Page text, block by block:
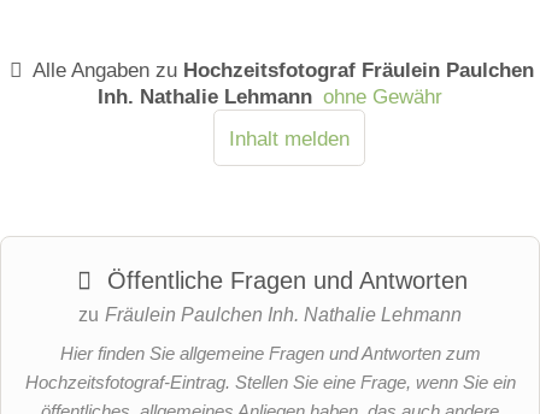
Alle Angaben zu Hochzeitsfotograf Fräulein Paulchen
Inh. Nathalie Lehmann ohne Gewähr
Inhalt melden
Öffentliche Fragen und Antworten
zu Fräulein Paulchen Inh. Nathalie Lehmann
Hier finden Sie allgemeine Fragen und Antworten zum
Hochzeitsfotograf-Eintrag. Stellen Sie eine Frage, wenn Sie ein